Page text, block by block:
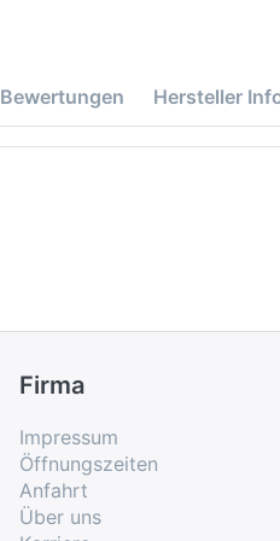
Bewertungen Hersteller
Firma
Impressum
Öffnungszeiten
Anfahrt
Über uns